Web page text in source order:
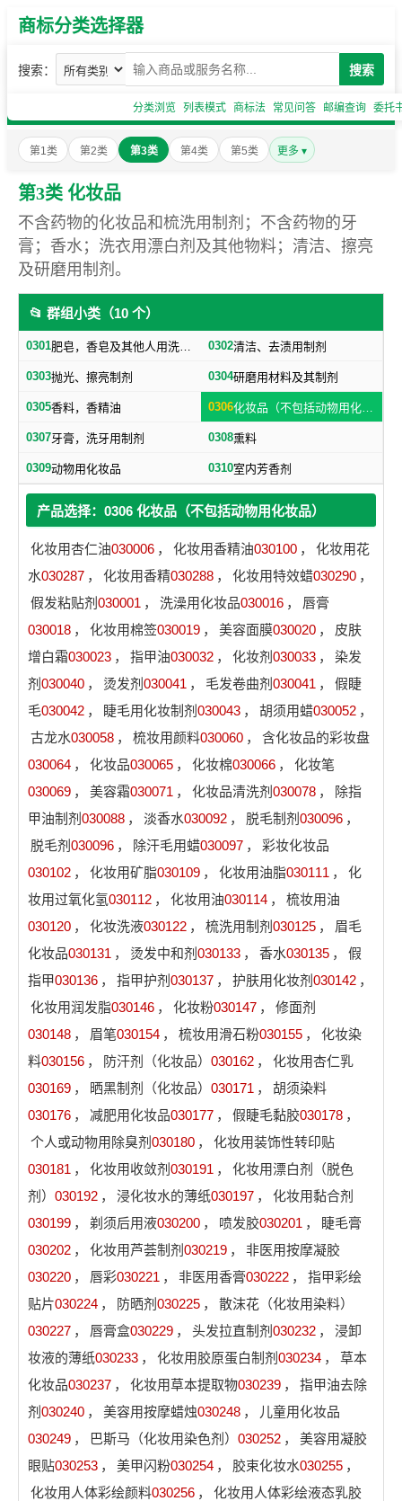
商标分类选择器
搜索： 搜索
分类浏览 列表模式 商标法 常见问答 邮编查询 委托
第1类 第2类 第3类 第4类 第5类 更多 ▾
第3类 化妆品
不含药物的化妆品和梳洗用制剂；不含药物的牙
膏；香水；洗衣用漂白剂及其他物料；清洁、擦亮
及研磨用制剂。
📂 群组小类（10 个）
0301 肥皂，香皂及其他人用洗洁物品，洗衣用漂白剂及其他物料 0302清洁、去渍用制剂
0303抛光、擦亮制剂 0304研磨用材料及其制剂
0305香料，香精油 0306 化妆品（不包括动物用化妆品）
0307牙膏，洗牙用制剂 0308熏料
0309动物用化妆品 0310室内芳香剂
产品选择：0306 化妆品（不包括动物用化妆品）
化妆用杏仁油030006 ， 化妆用香精油030100 ，
化妆用花
水030287 ， 化妆用香精030288 ， 化妆用特效蜡030290 ，
假发粘贴剂 030001 ， 洗澡用化妆品030016 ，
唇膏
030018 ， 化妆用棉签030019 ， 美容面膜030020 ，
皮肤
增白霜030023 ， 指甲油030032 ， 化妆剂 030033 ，
染发
剂 030040 ， 烫发剂 030041 ， 毛发卷曲剂 030041 ，
假睫
毛030042 ， 睫毛用化妆制剂 030043 ， 胡须用蜡030052 ，
古龙水030058 ， 梳妆用颜料030060 ，
含化妆品的彩妆盘
030064 ， 化妆品030065 ， 化妆棉030066 ，
化妆笔
030069 ， 美容霜030071 ， 化妆品清洗剂 030078 ，
除指
甲油制剂 030088 ， 淡香水030092 ， 脱毛制剂 030096 ，
脱毛剂 030096 ， 除汗毛用蜡030097 ，
彩妆化妆品
030102 ， 化妆用矿脂030109 ， 化妆用油脂030111 ，
化
妆用过氧化氢030112 ， 化妆用油030114 ，
梳妆用油
030120 ， 化妆洗液030122 ， 梳洗用制剂 030125 ，
眉毛
化妆品030131 ， 烫发中和剂 030133 ， 香水030135 ，
假
指甲030136 ， 指甲护剂 030137 ， 护肤用化妆剂 030142 ，
化妆用润发脂030146 ， 化妆粉030147 ，
修面剂
030148 ， 眉笔030154 ， 梳妆用滑石粉030155 ，
化妆染
料030156 ， 防汗剂（化妆品） 030162 ，
化妆用杏仁乳
030169 ， 晒黑制剂（化妆品） 030171 ，
胡须染料
030176 ， 减肥用化妆品030177 ， 假睫毛黏胶030178 ，
个人或动物用除臭剂 030180 ，
化妆用装饰性转印贴
030181 ， 化妆用收敛剂 030191 ，
化妆用漂白剂（脱色
剂） 030192 ， 浸化妆水的薄纸030197 ，
化妆用黏合剂
030199 ， 剃须后用液030200 ， 喷发胶030201 ，
睫毛膏
030202 ， 化妆用芦荟制剂 030219 ，
非医用按摩凝胶
030220 ， 唇彩030221 ， 非医用香膏030222 ，
指甲彩绘
贴片030224 ， 防晒剂 030225 ，
散沫花（化妆用染料）
030227 ， 唇膏盒030229 ， 头发拉直制剂 030232 ，
浸卸
妆液的薄纸030233 ， 化妆用胶原蛋白制剂 030234 ，
草本
化妆品030237 ， 化妆用草本提取物030239 ，
指甲油去除
剂 030240 ， 美容用按摩蜡烛030248 ，
儿童用化妆品
030249 ， 巴斯马（化妆用染色剂） 030252 ，
美容用凝胶
眼贴030253 ， 美甲闪粉030254 ， 胶束化妆水030255 ，
化妆用人体彩绘颜料030256 ，
化妆用人体彩绘液态乳胶